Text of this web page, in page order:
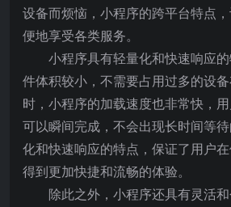
设备而烦恼，小程序的跨平台特点
便地享受各类服务。
小程序具有轻量化和快速响应
件体积较小，不需要占用过多的设
时，小程序的加载速度也非常快，
可以瞬间完成，不会出现长时间等
化和快速响应的特点，保证了用户
得到更加快捷和流畅的体验。
除此之外，小程序还具有灵活